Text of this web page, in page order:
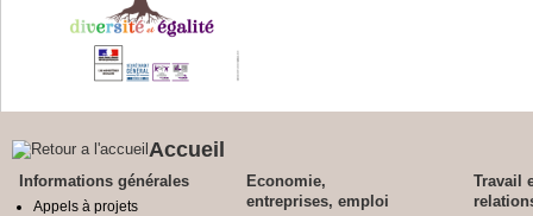
Accueil
Informations générales
Appels à projets
Economie,
entreprises, emploi
Travail